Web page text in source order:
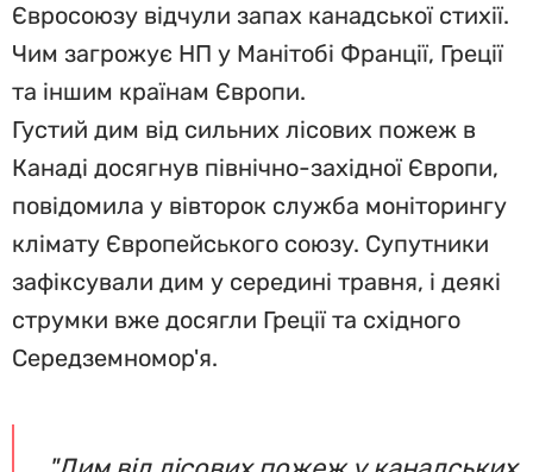
Євросоюзу відчули запах канадської стихії.
Чим загрожує НП у Манітобі Франції, Греції
та іншим країнам Європи.
Густий дим від сильних лісових пожеж в
Канаді досягнув північно-західної Європи,
повідомила у вівторок служба моніторингу
клімату Європейського союзу. Супутники
зафіксували дим у середині травня, і деякі
струмки вже досягли Греції та східного
Середземномор'я.